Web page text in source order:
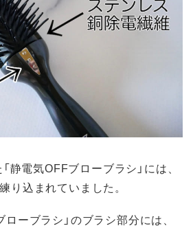
静電気OFFブローブラシ」には、
り込まれていました。
ーブラシ」のブラシ部分には、